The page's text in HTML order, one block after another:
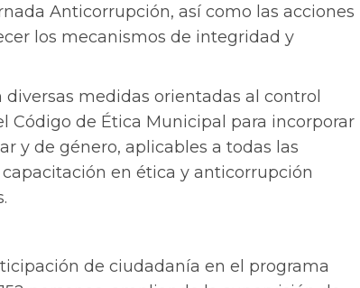
Anticorrupción, así como las acciones
los mecanismos de integridad y
medidas orientadas al control
Código de Ética Municipal para incorporar
y de género, aplicables a todas las
en ética y anticorrupción
de ciudadanía en el programa